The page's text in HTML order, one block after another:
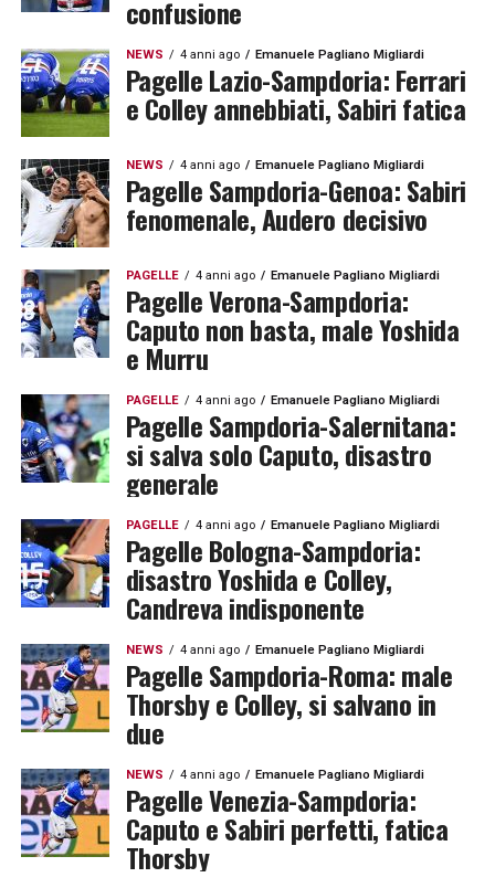
confusione
NEWS 4 anni ago Emanuele Pagliano Migliardi
Pagelle Lazio-Sampdoria: Ferrari
e Colley annebbiati, Sabiri fatica
NEWS 4 anni ago Emanuele Pagliano Migliardi
Pagelle Sampdoria-Genoa: Sabiri
fenomenale, Audero decisivo
PAGELLE 4 anni ago Emanuele Pagliano Migliardi
Pagelle Verona-Sampdoria:
Caputo non basta, male Yoshida
e Murru
PAGELLE 4 anni ago Emanuele Pagliano Migliardi
Pagelle Sampdoria-Salernitana:
si salva solo Caputo, disastro
generale
PAGELLE 4 anni ago Emanuele Pagliano Migliardi
Pagelle Bologna-Sampdoria:
disastro Yoshida e Colley,
Candreva indisponente
NEWS 4 anni ago Emanuele Pagliano Migliardi
Pagelle Sampdoria-Roma: male
Thorsby e Colley, si salvano in
due
NEWS 4 anni ago Emanuele Pagliano Migliardi
Pagelle Venezia-Sampdoria:
Caputo e Sabiri perfetti, fatica
Thorsby